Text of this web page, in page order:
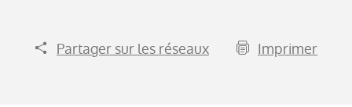
Partager sur les réseaux Imprimer